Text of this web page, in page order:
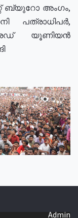
ബ്യുറോ അംഗം,
പത്രാധിപർ,
യൂണിയൻ
Admin